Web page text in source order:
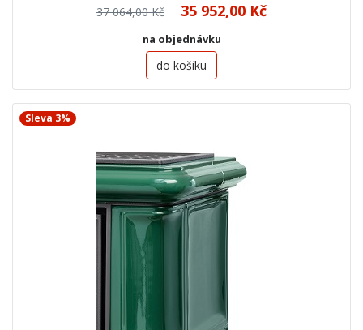
37 064,00 Kč 35 952,00 Kč
na objednávku
do košíku
Sleva 3%